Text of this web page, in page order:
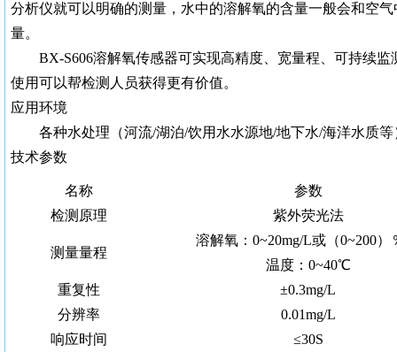
分析仪就可以明确的测量，水中的溶解氧的含量一般会和空
量。
BX-S606溶解氧传感器可实现高精度、宽量程、可持续
使用可以帮检测人员获得更有价值。
应用环境
各种水处理（河流/湖泊/饮用水水源地/地下水/海洋水质
技术参数
名称
参数
检测原理
紫外荧光法
测量量程
溶解氧：0~20mg/L或（0~200）
温度：0~40℃
重复性
±0.3mg/L
分辨率
0.01mg/L
响应时间
≤30S